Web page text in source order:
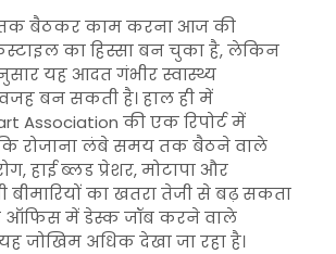
तक बैठकर काम करना आज की
का हिस्सा बन चुका है, लेकिन
यह आदत गंभीर स्वास्थ्य
बन सकती है। हाल ही में
Association की एक रिपोर्ट में
कि रोजाना लंबे समय तक बैठने वाले
हाई ब्लड प्रेशर, मोटापा और
बीमारियों का खतरा तेजी से बढ़ सकता
ऑफिस में डेस्क जॉब करने वाले
जोखिम अधिक देखा जा रहा है।